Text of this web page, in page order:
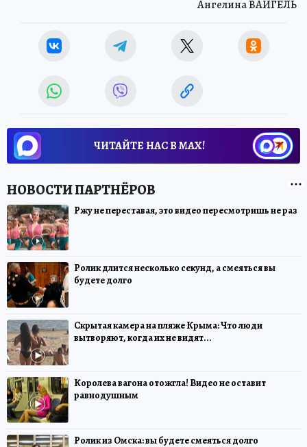
Ангелина ВАЙГЕЛЬ
ЧИТАЙТЕ НАС В МАХ!
Ржу не переставая, это видео пересмотришь не раз
Ролик длится несколько секунд, а смеяться вы
будете долго
Скрытая камера на пляже Крыма: Что люди
вытворяют, когда их не видят...
Королева вагона отожгла! Видео не оставит
равнодушным
Ролик из Омска: вы будете смеяться долго